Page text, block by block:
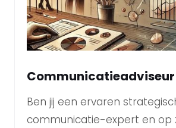
Communicatieadviseur
Ben jij een ervaren
communicatie-expert en op